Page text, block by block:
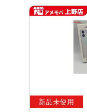
新品未使用